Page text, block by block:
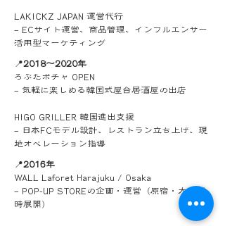
LAKICKZ JAPAN 運営代行
– ECサイト運営、商品管理、インフルエンサー
活用型マーケティング
📍2018〜2020年
ろぶたポチャ OPEN
– 気軽に楽しめる韓国式屋台居酒屋の出店
HIGO GRILLER 韓国進出支援
– 日本FCモデル設計、レストラン立ち上げ、現
地オペレーション指導
📍2016年
WALL Laforet Harajuku / Osaka
– POP-UP STOREの企画・運営 （原宿・大阪同
時展開）